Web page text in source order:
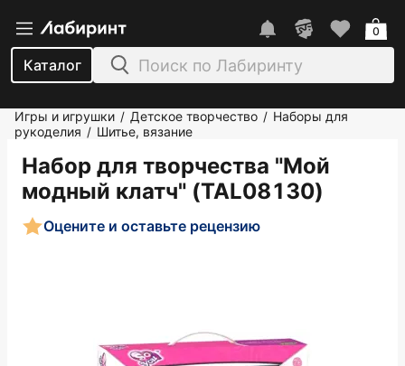
Каталог
0
Игры и игрушки / Детское творчество / Наборы для
рукоделия / Шитье, вязание
Набор для творчества "Мой
модный клатч" (TAL08130)
Оцените и оставьте рецензию